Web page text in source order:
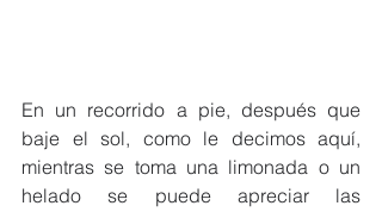
En un recorrido a pie, después que
baje el sol, como le decimos aquí,
mientras se toma una limonada o un
helado se puede apreciar las